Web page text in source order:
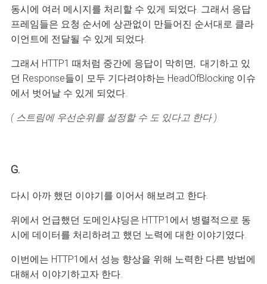
동시에 여러 메시지를 처리할 수 있게 되었다. 그래서 응답
프레임들은 요청 순서에 상관없이 만들어진 순서대로 클라
이언트에 전달될 수 있게 되었다.
그래서 HTTP1 때처럼 중간에 응답이 막히면, 대기하고 있
던 Response들이 모두 기다려야하는 HeadOfBlocking 이슈
에서 벗어날 수 있게 되었다.
( 스트림에 우선순위를 설정할 수 도 있다고 한다 )
G.
다시 아까 했던 이야기를 이어서 해보려고 한다.
위에서 언급했던 도메인샤딩은 HTTP1에서 병렬적으로 동
시에 데이터를 처리하려고 했던 노력에 대한 이야기였다.
이번에는 HTTP1에서 성능 향상을 위해 노력한 다른 방법에
대해서 이야기하고자 한다.